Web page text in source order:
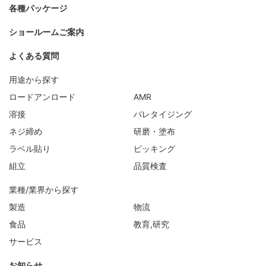
各種パッケージ
ショールームご案内
よくある質問
用途から探す
ロードアンロード
AMR
溶接
パレタイジング
ネジ締め
研磨・塗布
ラベル貼り
ピッキング
組立
品質検査
業種/業界から探す
製造
物流
食品
教育,研究
サービス